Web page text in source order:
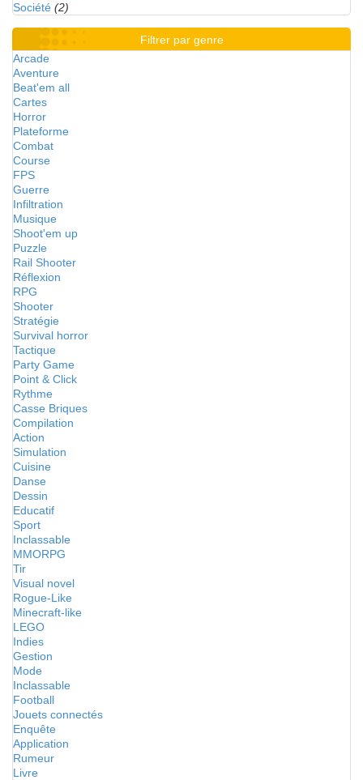
Société (2)
Filtrer par genre
Arcade
Aventure
Beat'em all
Cartes
Horror
Plateforme
Combat
Course
FPS
Guerre
Infiltration
Musique
Shoot'em up
Puzzle
Rail Shooter
Réflexion
RPG
Shooter
Stratégie
Survival horror
Tactique
Party Game
Point & Click
Rythme
Casse Briques
Compilation
Action
Simulation
Cuisine
Danse
Dessin
Educatif
Sport
Inclassable
MMORPG
Tir
Visual novel
Rogue-Like
Minecraft-like
LEGO
Indies
Gestion
Mode
Inclassable
Football
Jouets connectés
Enquête
Application
Rumeur
Livre